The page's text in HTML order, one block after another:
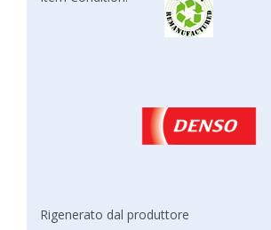
Rigenerato dal produttore